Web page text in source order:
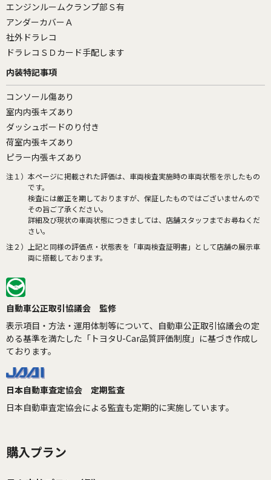
エンジンルームクランプ部Ｓ有
アンダーカバーＡ
社外ドラレコ
ドラレコＳＤカード手配します
内装特記事項
コンソール傷あり
室内内張キズあり
ダッシュボードのり付き
荷室内張キズあり
ピラー内張キズあり
注１） 本ページに掲載された評価は、車両検査実施時の車両状態を示したもの
です。
検査には厳正を期しておりますが、保証したものではございませんので
その旨ご了承ください。
詳細及び現状の車両状態につきましては、店舗スタッフまでお尋ねくだ
さい。
注２）
上記と同様の評価点・状態表を「車両検査証明書」として店舗の展示車
両に搭載しております。
自動車公正取引協議会 監修
表示項目・方法・運用体制等について、自動車公正取引協議会の定
める基準を満たした「トヨタU-Car品質評価制度」に基づき作成し
ております。
日本自動車査定協会 定期監査
日本自動車査定協会による監査も定期的に実施しています。
購入プラン